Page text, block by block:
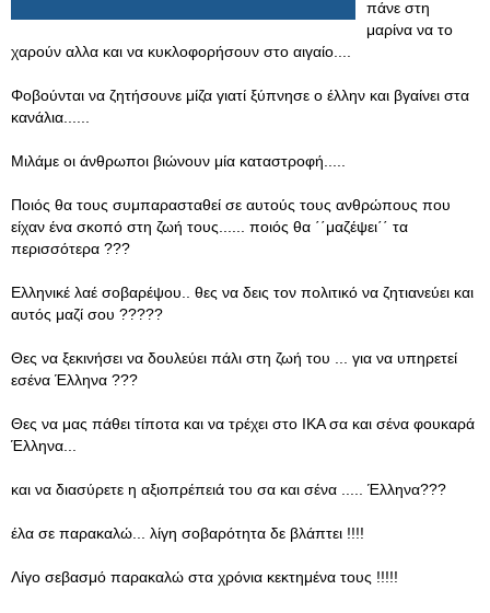
πάνε στη
μαρίνα να το
χαρούν αλλα και να κυκλοφορήσουν στο αιγαίο....
Φοβούνται να ζητήσουνε μίζα γιατί ξύπνησε ο έλλην και βγαίνει στα
κανάλια......
Μιλάμε οι άνθρωποι βιώνουν μία καταστροφή.....
Ποιός θα τους συμπαρασταθεί σε αυτούς τους ανθρώπους που
είχαν ένα σκοπό στη ζωή τους...... ποιός θα ΄΄μαζέψει΄΄ τα
περισσότερα ???
Ελληνικέ λαέ σοβαρέψου.. θες να δεις τον πολιτικό να ζητιανεύει και
αυτός μαζί σου ?????
Θες να ξεκινήσει να δουλεύει πάλι στη ζωή του ... για να υπηρετεί
εσένα Έλληνα ???
Θες να μας πάθει τίποτα και να τρέχει στο ΙΚΑ σα και σένα φουκαρά
Έλληνα...
και να διασύρετε η αξιοπρέπειά του σα και σένα ..... Έλληνα???
έλα σε παρακαλώ... λίγη σοβαρότητα δε βλάπτει !!!!
Λίγο σεβασμό παρακαλώ στα χρόνια κεκτημένα τους !!!!!